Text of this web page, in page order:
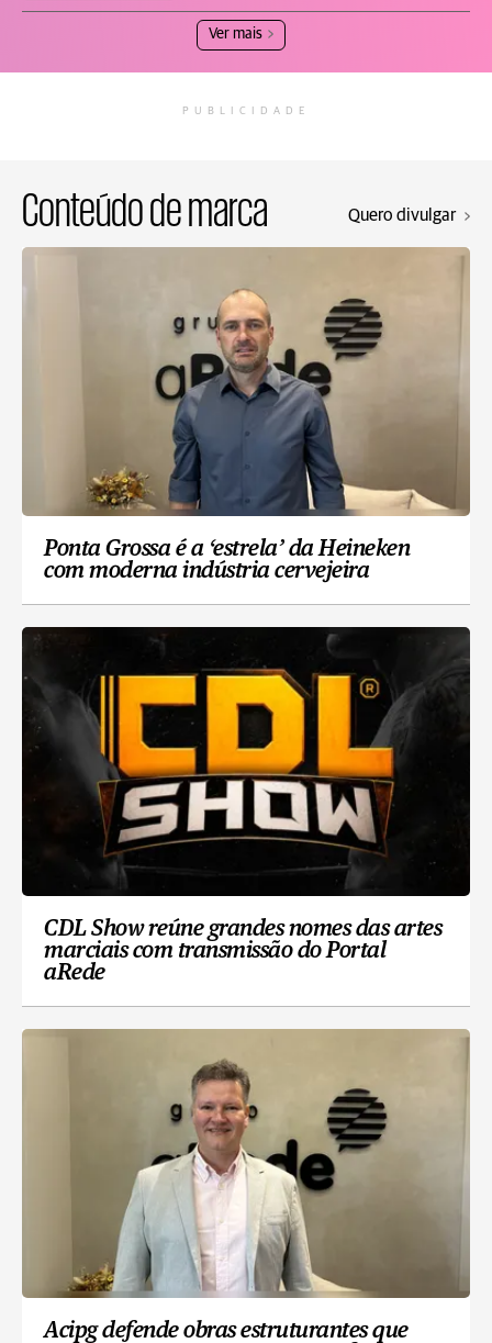
Ver mais
PUBLICIDADE
Conteúdo de marca Quero divulgar
Ponta Grossa é a ‘estrela’ da Heineken
com moderna indústria cervejeira
CDL Show reúne grandes nomes das artes
marciais com transmissão do Portal
aRede
Acipg defende obras estruturantes que